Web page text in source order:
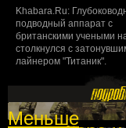
Khabara.Ru:
подводный аппарат с
британскими учеными
столкнулся с
лайнером "Титаник".
Меньше